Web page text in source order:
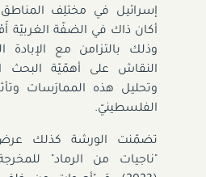
إسرائيل في مختلِف
أكان ذاك في الضفّة الغربيّة
وذلك بالتزامن مع الإبادة
النقاش على أهمّيّة البحث
وتحليل هذه الممارَسات
الفلسطينيّ.
تضمّنت الورشة كذلك عرض
"ناجيات من الرماد"